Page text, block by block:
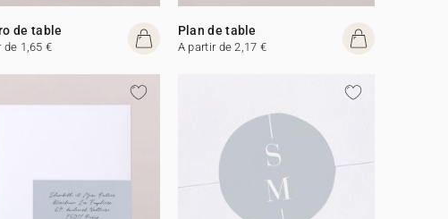
de table
de 1,65 €
Plan de table
A partir de 2,17 €